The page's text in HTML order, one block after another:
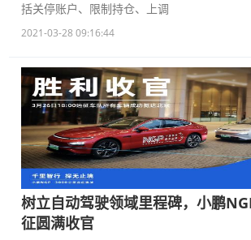
括关停账户、限制持仓、上调
2021-03-28 09:16:44
树立自动驾驶领域里程碑，小鹏
征圆满收官